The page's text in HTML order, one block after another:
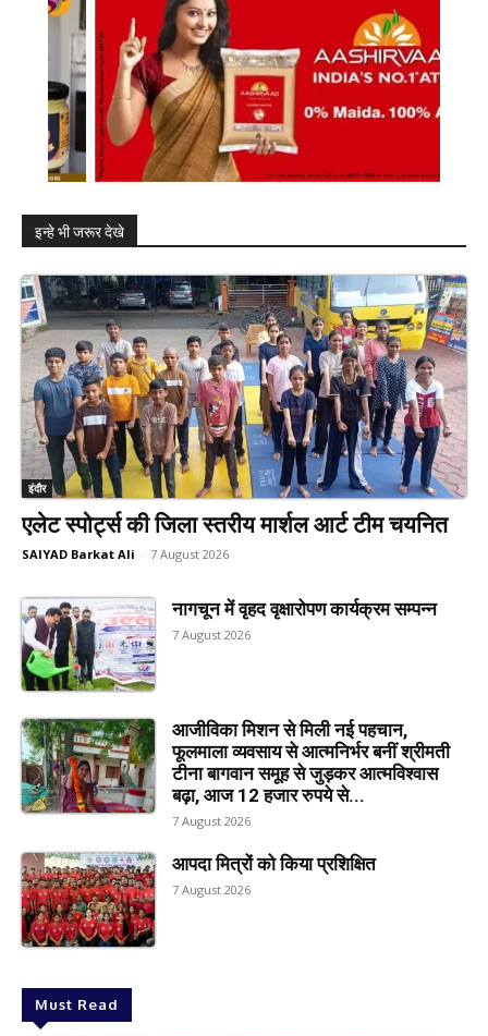
इन्हे भी जरूर देखे
इंदौर
एलेट स्पोर्ट्स की जिला स्तरीय मार्शल आर्ट टीम चयनित
SAIYAD Barkat Ali - 7 August 2026
नागचून में वृहद वृक्षारोपण कार्यक्रम सम्पन्न
7 August 2026
आजीविका मिशन से मिली नई पहचान,
फूलमाला व्यवसाय से आत्मनिर्भर बनीं श्रीमती
टीना बागवान समूह से जुड़कर आत्मविश्वास
बढ़ा, आज 12 हजार रुपये से...
7 August 2026
आपदा मित्रों को किया प्रशिक्षित
7 August 2026
Must Read